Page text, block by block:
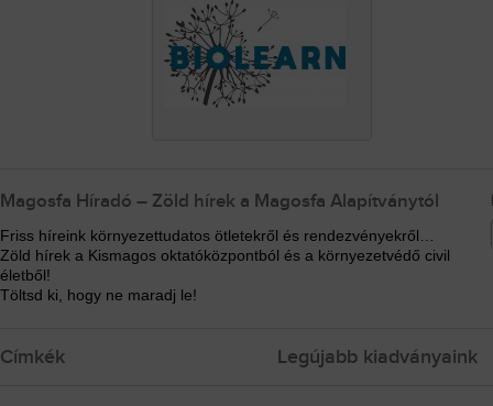
Magosfa Híradó – Zöld hírek a Magosfa Alapítványtól
Friss híreink környezettudatos ötletekről és rendezvényekről…
Zöld hírek a Kismagos oktatóközpontból és a környezetvédő civil
életből!
Töltsd ki, hogy ne maradj le!
Címkék Legújabb kiadványaink